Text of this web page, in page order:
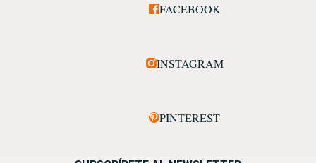
FACEBOOK
INSTAGRAM
PINTEREST